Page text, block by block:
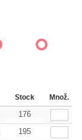
144-287 288 +
Stock Množ.
137.28
176
137.28
195